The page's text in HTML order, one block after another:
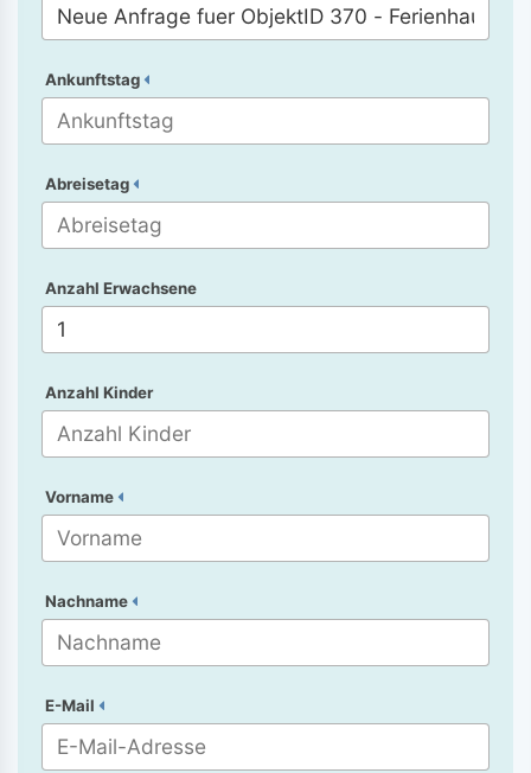
Ankunftstag
Abreisetag
Anzahl Erwachsene
Anzahl Kinder
Vorname
Nachname
E-Mail